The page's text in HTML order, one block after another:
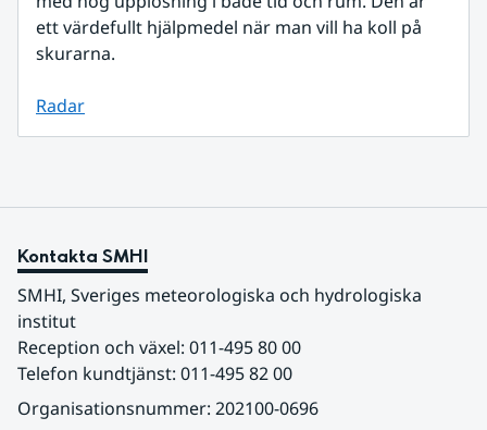
ett värdefullt hjälpmedel när man vill ha koll på
skurarna.
Radar
Kontakta SMHI
SMHI, Sveriges meteorologiska och hydrologiska
institut
Reception och växel: 011-495 80 00
Telefon kundtjänst: 011-495 82 00
Organisationsnummer: 202100-0696